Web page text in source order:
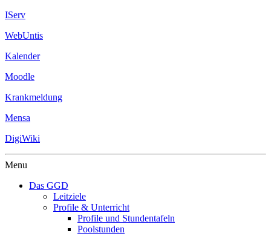
IServ
WebUntis
Kalender
Moodle
Krankmeldung
Mensa
DigiWiki
Menu
Das GGD
Leitziele
Profile & Unterricht
Profile und Stundentafeln
Poolstunden